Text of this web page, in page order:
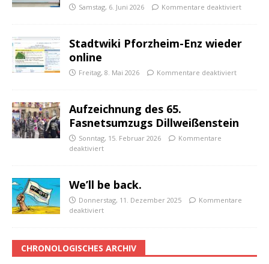
Samstag, 6. Juni 2026 Kommentare deaktiviert
Stadtwiki Pforzheim-Enz wieder
online
Freitag, 8. Mai 2026 Kommentare deaktiviert
Aufzeichnung des 65.
Fasnetsumzugs Dillweißenstein
Sonntag, 15. Februar 2026
Kommentare
deaktiviert
We’ll be back.
Donnerstag, 11. Dezember 2025
Kommentare
deaktiviert
CHRONOLOGISCHES ARCHIV